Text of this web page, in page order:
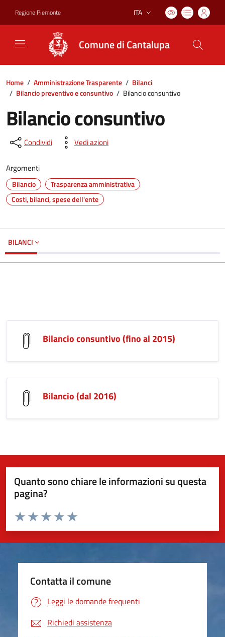
Regione Piemonte Lingua attiva:
ITA
Comune di Cantalupa
Home / Amministrazione Trasparente / Bilanci
/ Bilancio preventivo e consuntivo / Bilancio consuntivo
Bilancio consuntivo
Condividi Vedi azioni
Argomenti
Bilancio
Trasparenza amministrativa
Costi, bilanci, spese dell'ente
BILANCI
Bilancio consuntivo (fino al 2015)
Bilancio (dal 2016)
Quanto sono chiare le informazioni su questa
pagina?
Valuta da 1 a 5 stelle la pagina
Valuta 5 stelle su 5
Valuta 4 stelle su 5
Valuta 3 stelle su 5
Valuta 2 stelle su 5
Valuta 1 stelle su 5
Contatta il comune
Leggi le domande frequenti
Richiedi assistenza